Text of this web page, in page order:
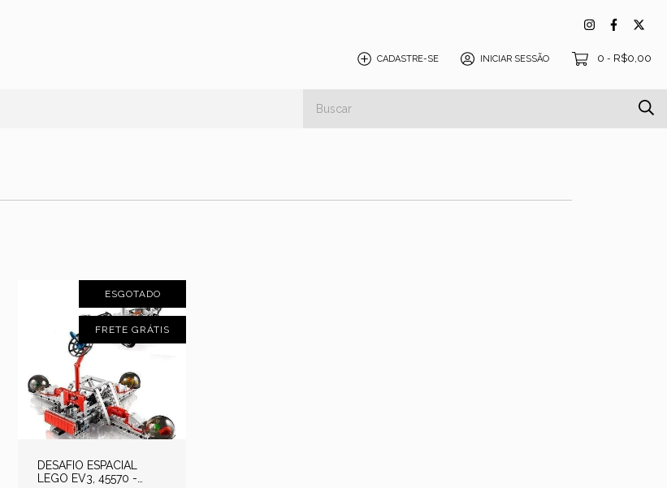
CADASTRE-SE INICIAR SESSÃO 0 - R$0,00
ESGOTADO
FRETE GRÁTIS
DESAFIO ESPACIAL
LEGO EV3, 45570 -